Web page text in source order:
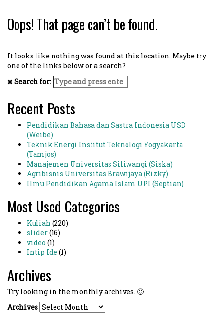
Oops! That page can’t be found.
It looks like nothing was found at this location. Maybe try
one of the links below or a search?
Search for:
Recent Posts
Pendidikan Bahasa dan Sastra Indonesia USD
(Weibe)
Teknik Energi Institut Teknologi Yogyakarta
(Tamjos)
Manajemen Universitas Siliwangi (Siska)
Agribisnis Universitas Brawijaya (Rizky)
Ilmu Pendidikan Agama Islam UPI (Septian)
Most Used Categories
Kuliah (220)
slider(16)
video (1)
Intip Ide (1)
Archives
Try looking in the monthly archives. 🙂
Archives